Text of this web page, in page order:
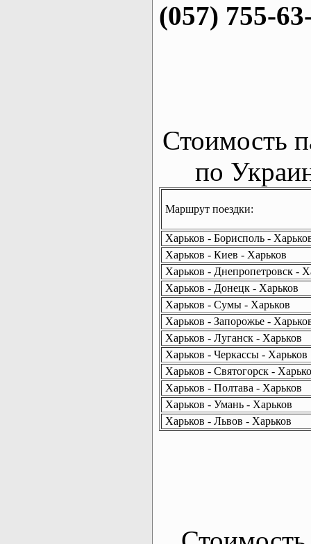
(057) 755-
Стоимость
по
Маршрут поездки:
Харьков - Борисполь -
Харьков - Киев - Харьков
Харьков - Днепропетровск -
Харьков - Донецк - Харьков
Харьков - Сумы - Харьков
Харьков - Запорожье -
Харьков - Луганск - Харьков
Харьков - Черкассы - Харьков
Харьков - Святогорск -
Харьков - Полтава - Харьков
Харьков - Умань - Харьков
Харьков - Львов - Харьков